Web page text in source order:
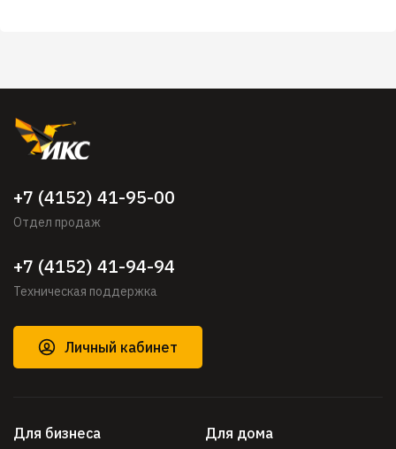
+7 (4152) 41-95-00
Отдел продаж
+7 (4152) 41-94-94
Техническая поддержка
Личный кабинет
Для бизнеса
Для дома